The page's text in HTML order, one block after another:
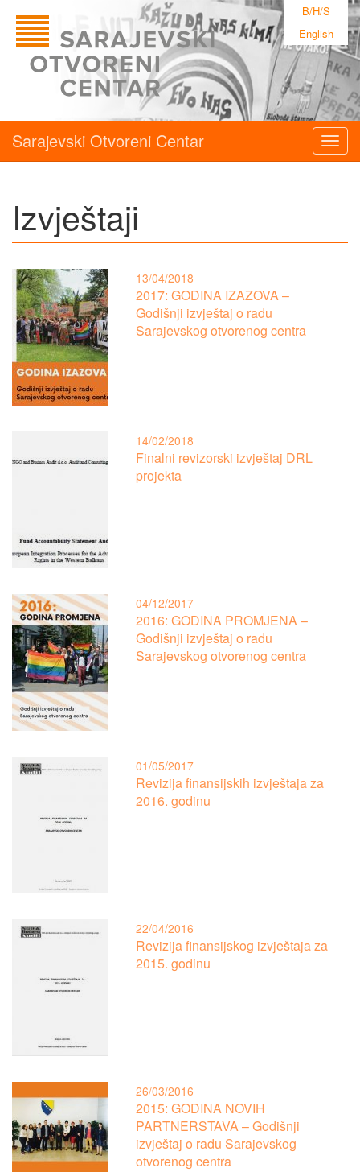
B/H/S
English
Sarajevski Otvoreni Centar
Izvještaji
13/04/2018
2017: GODINA IZAZOVA –
Godišnji izvještaj o radu
Sarajevskog otvorenog centra
14/02/2018
Finalni revizorski izvještaj DRL
projekta
04/12/2017
2016: GODINA PROMJENA –
Godišnji izvještaj o radu
Sarajevskog otvorenog centra
01/05/2017
Revizija finansijskih izvještaja za
2016. godinu
22/04/2016
Revizija finansijskog izvještaja za
2015. godinu
26/03/2016
2015: GODINA NOVIH
PARTNERSTAVA – Godišnji
izvještaj o radu Sarajevskog
otvorenog centra